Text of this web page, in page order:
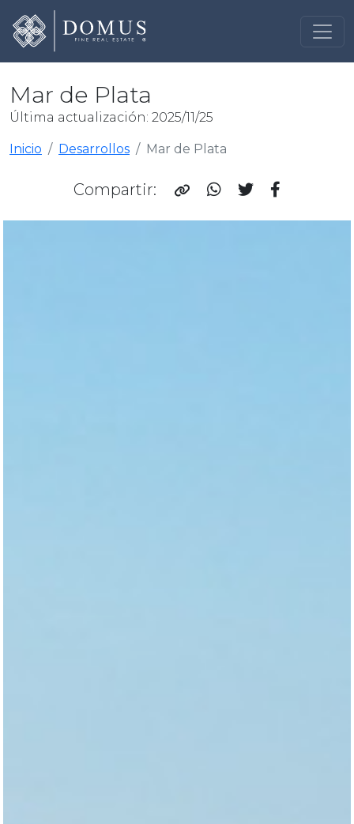
Mar de Plata
Última actualización: 2025/11/25
Inicio Desarrollos Mar de Plata
Compartir: